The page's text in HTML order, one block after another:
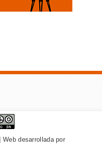
| Web desarrollada por